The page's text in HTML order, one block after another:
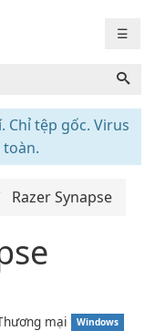
☰
Chỉ tệp gốc. Virus
Razer Synapse
mại Windows